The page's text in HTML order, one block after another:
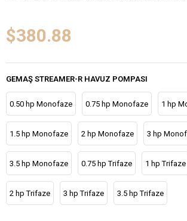
$380.88
GEMAŞ STREAMER-R HAVUZ POMPASI
0.50 hp Monofaze 0.75 hp Monofaze 1 hp
1.5 hp Monofaze 2 hp Monofaze 3 hp
3.5 hp Monofaze 0.75 hp Trifaze 1 hp Trifaze
2 hp Trifaze 3 hp Trifaze 3.5 hp Trifaze